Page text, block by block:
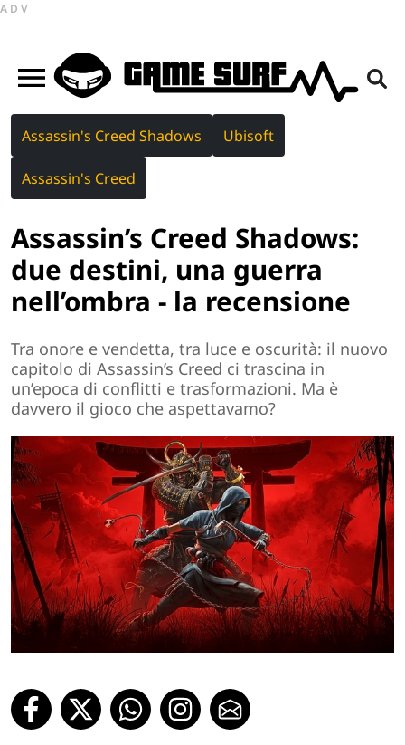
ADV
Assassin's Creed Shadows Ubisoft
Assassin's Creed
Assassin’s Creed Shadows:
due destini, una guerra
nell’ombra - la recensione
Tra onore e vendetta, tra luce e oscurità: il nuovo
capitolo di Assassin’s Creed ci trascina in
un’epoca di conflitti e trasformazioni. Ma è
davvero il gioco che aspettavamo?